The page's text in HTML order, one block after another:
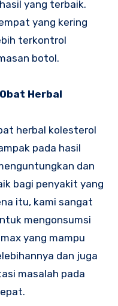
yang terbaik.
yang kering
terkontrol
botol.
Herbal
herbal kolesterol
pada hasil
dan
bagi penyakit yang
itu, kami sangat
mengonsumsi
yang mampu
dan juga
masalah pada